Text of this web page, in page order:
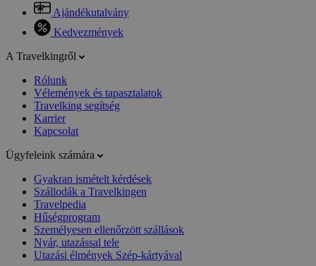
Ajándékutalvány
Kedvezmények
A Travelkingről
Rólunk
Vélemények és tapasztalatok
Travelking segítség
Karrier
Kapcsolat
Ügyfeleink számára
Gyakran ismételt kérdések
Szállodák a Travelkingen
Travelpedia
Hűségprogram
Személyesen ellenőrzött szállások
Nyár, utazással tele
Utazási élmények Szép-kártyával